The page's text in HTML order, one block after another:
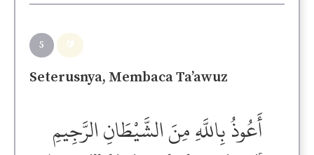
5 🔰
Seterusnya, Membaca Ta’awuz
أَعُوذُ بِاللَّهِ مِنَ الشَّيْطَانِ الرَّجِيمِ